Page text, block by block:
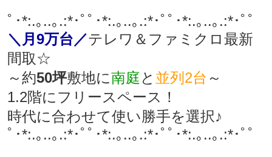
ﾟ･*:.｡..｡.:*･ﾟﾟ･*:.｡..｡.:*･ﾟﾟ･*:.｡..｡.:*･ﾟﾟ
＼月9万台／テレワ＆ファミクロ最新
間取☆
～約50坪敷地に南庭 と 並列2台 ～
1.2階にフリースペース！
時代に合わせて使い勝手を選択♪
ﾟ･*:.｡..｡.:*･ﾟﾟ･*:.｡..｡.:*･ﾟﾟ･*:.｡..｡.:*･ﾟﾟ